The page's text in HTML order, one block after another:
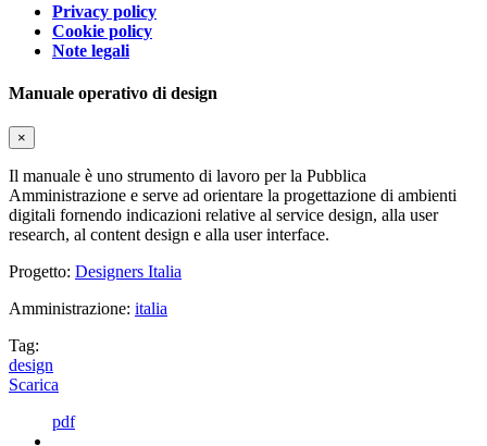
Privacy policy
Cookie policy
Note legali
Manuale operativo di design
×
Il manuale è uno strumento di lavoro per la Pubblica
Amministrazione e serve ad orientare la progettazione di ambienti
digitali fornendo indicazioni relative al service design, alla user
research, al content design e alla user interface.
Progetto: Designers Italia
Amministrazione: italia
Tag:
design
Scarica
pdf